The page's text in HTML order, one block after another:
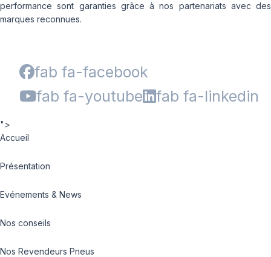
performance sont garanties grâce à nos partenariats avec des
marques reconnues.
fab fa-facebook
fab fa-youtube
fab fa-linkedin
">
Accueil
Présentation
Evénements & News
Nos conseils
Nos Revendeurs Pneus